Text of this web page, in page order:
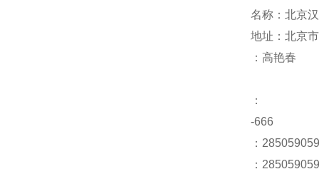
名称：北京
地址：北京
：高艳春
：
-666
：
：